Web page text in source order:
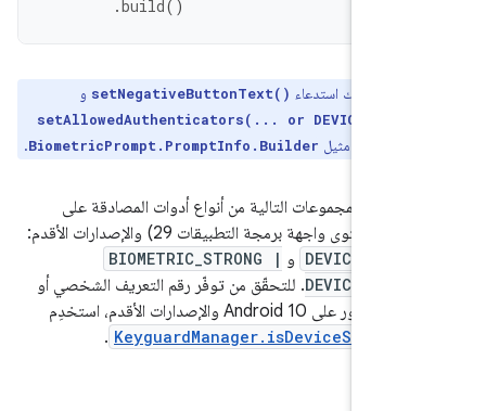
setNegativeButtonText()و
setAllowedAuthenticators(... or
BiometricPrompt.PromptInfo.Builder
.
المجموعات التالية من أنواع أدوات المصادقة على
BIOMETRIC_STRONG |
. للتحقّق من توفّر رقم التعريف الشخصي أو
النقش أو كلمة المرور على Android 10 والإصدارات الأقدم، استخدِم
.